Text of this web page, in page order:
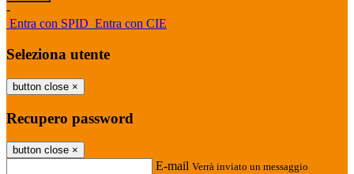
-
Entra con SPID Entra con CIE
Seleziona utente
button close ×
Recupero password
button close ×
E-mail Verrà inviato un messaggio